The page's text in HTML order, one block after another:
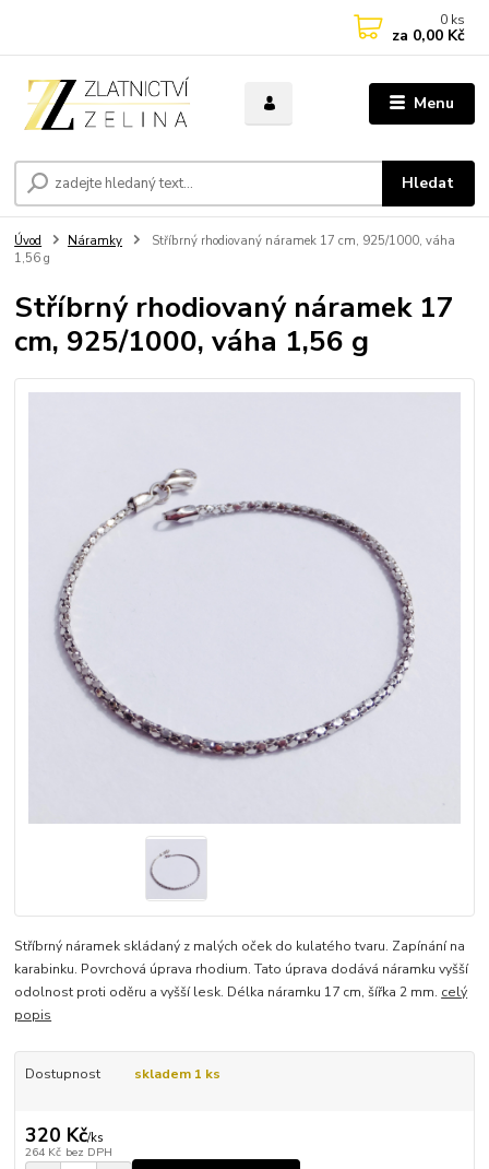
Menu
Hledat
0 ks
za 0,00 Kč
Úvod Náramky
Stříbrný rhodiovaný náramek 17 cm, 925/1000, váha
1,56 g
Stříbrný rhodiovaný náramek 17
cm, 925/1000, váha 1,56 g
Stříbrný náramek skládaný z malých oček do kulatého tvaru. Zapínání na
karabinku. Povrchová úprava rhodium. Tato úprava dodává náramku vyšší
odolnost proti oděru a vyšší lesk. Délka náramku 17 cm, šířka 2 mm. celý
popis
Dostupnost skladem 1 ks
320 Kč/ks
264 Kč bez DPH